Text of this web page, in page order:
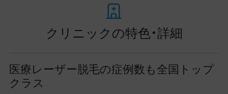
クリニックの特色・詳細
医療レーザー脱毛の症例数も全国トップ
クラス